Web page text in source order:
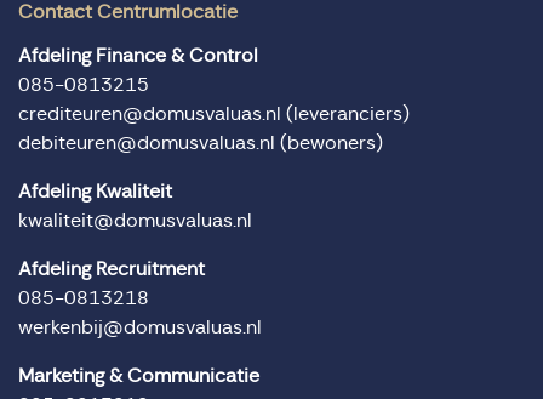
Contact Centrumlocatie
Afdeling Finance & Control
085-0813215
crediteuren@domusvaluas.nl (leveranciers)
debiteuren@domusvaluas.nl (bewoners)
Afdeling Kwaliteit
kwaliteit@domusvaluas.nl
Afdeling Recruitment
085-0813218
werkenbij@domusvaluas.nl
Marketing & Communicatie